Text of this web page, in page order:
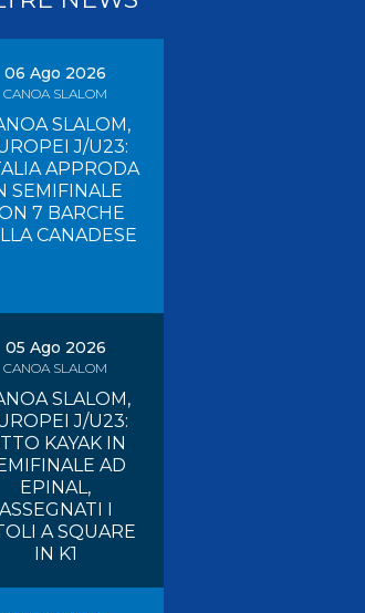
Pagaia Azzurra
Nuova Canoa Ricerca
Canoa Kayak on-line
Convegni e Documenti
Albo Tecnici
Tesseramento
Trasparente
Safeguarding
06 Ago 2026
CANOA SLALOM
SLALOM,
J/U23:
APPRODA
SEMIFINALE
7 BARCHE
CANADESE
05 Ago 2026
CANOA SLALOM
SLALOM,
J/U23:
KAYAK IN
AD
EPINAL,
ASSEGNATI I
A SQUARE
IN K1